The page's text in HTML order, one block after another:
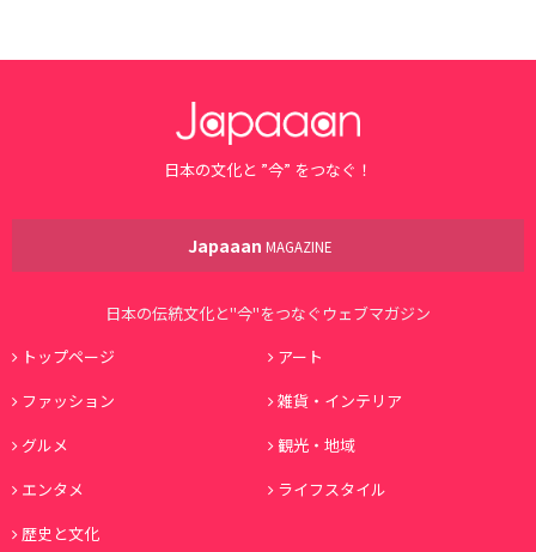
日本の文化と ”今” をつなぐ！
Japaaan MAGAZINE
日本の伝統文化と"今"をつなぐウェブマガジン
トップページ
アート
ファッション
雑貨・インテリア
グルメ
観光・地域
エンタメ
ライフスタイル
歴史と文化